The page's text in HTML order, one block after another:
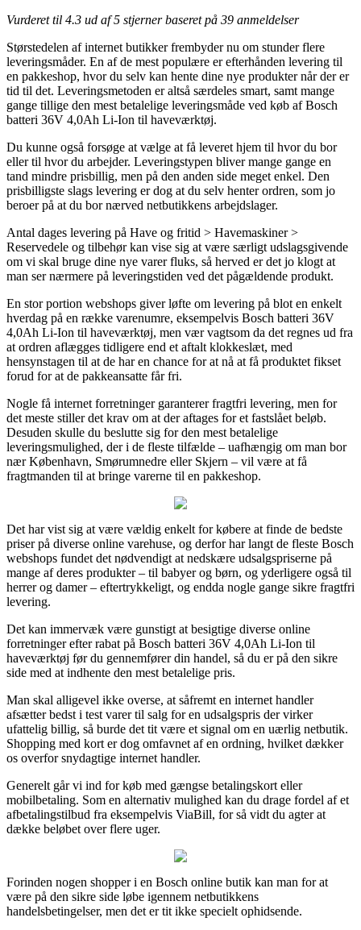
Vurderet til 4.3 ud af 5 stjerner baseret på 39 anmeldelser
Størstedelen af internet butikker frembyder nu om stunder flere
leveringsmåder. En af de mest populære er efterhånden levering til
en pakkeshop, hvor du selv kan hente dine nye produkter når der er
tid til det. Leveringsmetoden er altså særdeles smart, samt mange
gange tillige den mest betalelige leveringsmåde ved køb af Bosch
batteri 36V 4,0Ah Li-Ion til haveværktøj.
Du kunne også forsøge at vælge at få leveret hjem til hvor du bor
eller til hvor du arbejder. Leveringstypen bliver mange gange en
tand mindre prisbillig, men på den anden side meget enkel. Den
prisbilligste slags levering er dog at du selv henter ordren, som jo
beroer på at du bor nærved netbutikkens arbejdslager.
Antal dages levering på Have og fritid > Havemaskiner >
Reservedele og tilbehør kan vise sig at være særligt udslagsgivende
om vi skal bruge dine nye varer fluks, så herved er det jo klogt at
man ser nærmere på leveringstiden ved det pågældende produkt.
En stor portion webshops giver løfte om levering på blot en enkelt
hverdag på en række varenumre, eksempelvis Bosch batteri 36V
4,0Ah Li-Ion til haveværktøj, men vær vagtsom da det regnes ud fra
at ordren aflægges tidligere end et aftalt klokkeslæt, med
hensynstagen til at de har en chance for at nå at få produktet fikset
forud for at de pakkeansatte får fri.
Nogle få internet forretninger garanterer fragtfri levering, men for
det meste stiller det krav om at der aftages for et fastslået beløb.
Desuden skulle du beslutte sig for den mest betalelige
leveringsmulighed, der i de fleste tilfælde – uafhængig om man bor
nær København, Smørumnedre eller Skjern – vil være at få
fragtmanden til at bringe varerne til en pakkeshop.
Det har vist sig at være vældig enkelt for købere at finde de bedste
priser på diverse online varehuse, og derfor har langt de fleste Bosch
webshops fundet det nødvendigt at nedskære udsalgspriserne på
mange af deres produkter – til babyer og børn, og yderligere også til
herrer og damer – eftertrykkeligt, og endda nogle gange sikre fragtfri
levering.
Det kan immervæk være gunstigt at besigtige diverse online
forretninger efter rabat på Bosch batteri 36V 4,0Ah Li-Ion til
haveværktøj før du gennemfører din handel, så du er på den sikre
side med at indhente den mest betalelige pris.
Man skal alligevel ikke overse, at såfremt en internet handler
afsætter bedst i test varer til salg for en udsalgspris der virker
ufattelig billig, så burde det tit være et signal om en uærlig netbutik.
Shopping med kort er dog omfavnet af en ordning, hvilket dækker
os overfor snydagtige internet handler.
Generelt går vi ind for køb med gængse betalingskort eller
mobilbetaling. Som en alternativ mulighed kan du drage fordel af et
afbetalingstilbud fra eksempelvis ViaBill, for så vidt du agter at
dække beløbet over flere uger.
Forinden nogen shopper i en Bosch online butik kan man for at
være på den sikre side løbe igennem netbutikkens
handelsbetingelser, men det er tit ikke specielt ophidsende.